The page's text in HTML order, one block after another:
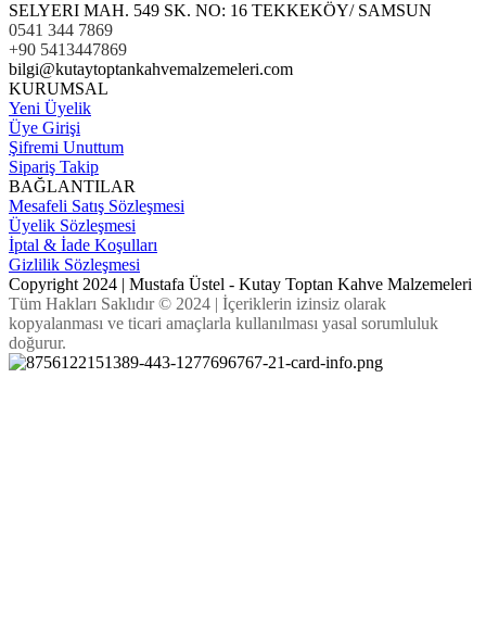
SELYERI MAH. 549 SK. NO: 16 TEKKEKÖY/ SAMSUN
0541 344 7869
+90 5413447869
bilgi@kutaytoptankahvemalzemeleri.com
KURUMSAL
Yeni Üyelik
Üye Girişi
Şifremi Unuttum
Sipariş Takip
BAĞLANTILAR
Mesafeli Satış Sözleşmesi
Üyelik Sözleşmesi
İptal & İade Koşulları
Gizlilik Sözleşmesi
Copyright 2024 | Mustafa Üstel - Kutay Toptan Kahve Malzemeleri
Tüm Hakları Saklıdır © 2024 | İçeriklerin izinsiz olarak
kopyalanması ve ticari amaçlarla kullanılması yasal sorumluluk
doğurur.